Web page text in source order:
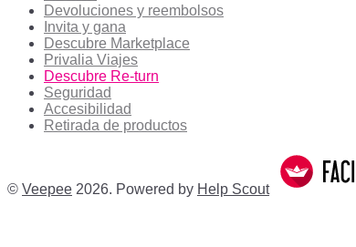
Devoluciones y reembolsos
Invita y gana
Descubre Marketplace
Privalia Viajes
Descubre Re-turn
Seguridad
Accesibilidad
Retirada de productos
© Veepee 2026. Powered by Help Scout